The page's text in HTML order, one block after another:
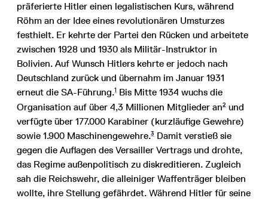
präferierte Hitler einen legalistischen Kurs, während
Röhm an der Idee eines revolutionären Umsturzes
festhielt. Er kehrte der Partei den Rücken und arbeitete
zwischen 1928 und 1930 als Militär-Instruktor in
Bolivien. Auf Wunsch Hitlers kehrte er jedoch nach
Deutschland zurück und übernahm im Januar 1931
erneut die SA-Führung.1 Bis Mitte 1934 wuchs die
Organisation auf über 4,3 Millionen Mitglieder an2 und
verfügte über 177.000 Karabiner (kurzläufige Gewehre)
sowie 1.900 Maschinengewehre.3 Damit verstieß sie
gegen die Auflagen des Versailler Vertrags und drohte,
das Regime außenpolitisch zu diskreditieren. Zugleich
sah die Reichswehr, die alleiniger Waffenträger bleiben
wollte, ihre Stellung gefährdet. Während Hitler für seine